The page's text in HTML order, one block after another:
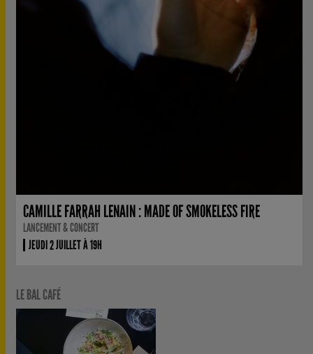
CAMILLE FARRAH LENAIN : MADE OF SMOKELESS FIRE
LANCEMENT & CONCERT
JEUDI 2 JUILLET À 19H
LE BAL CAFÉ